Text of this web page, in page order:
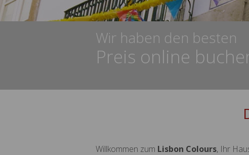
Wir haben den besten
Preis online
Willkommen zum Lisbon Colours, Ihr